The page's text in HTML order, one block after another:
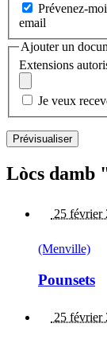
Prévenez-
email
Ajouter un
Extensions
Je veux
Lòcs damb
25 février
(Menville)
Pounsets
25 février